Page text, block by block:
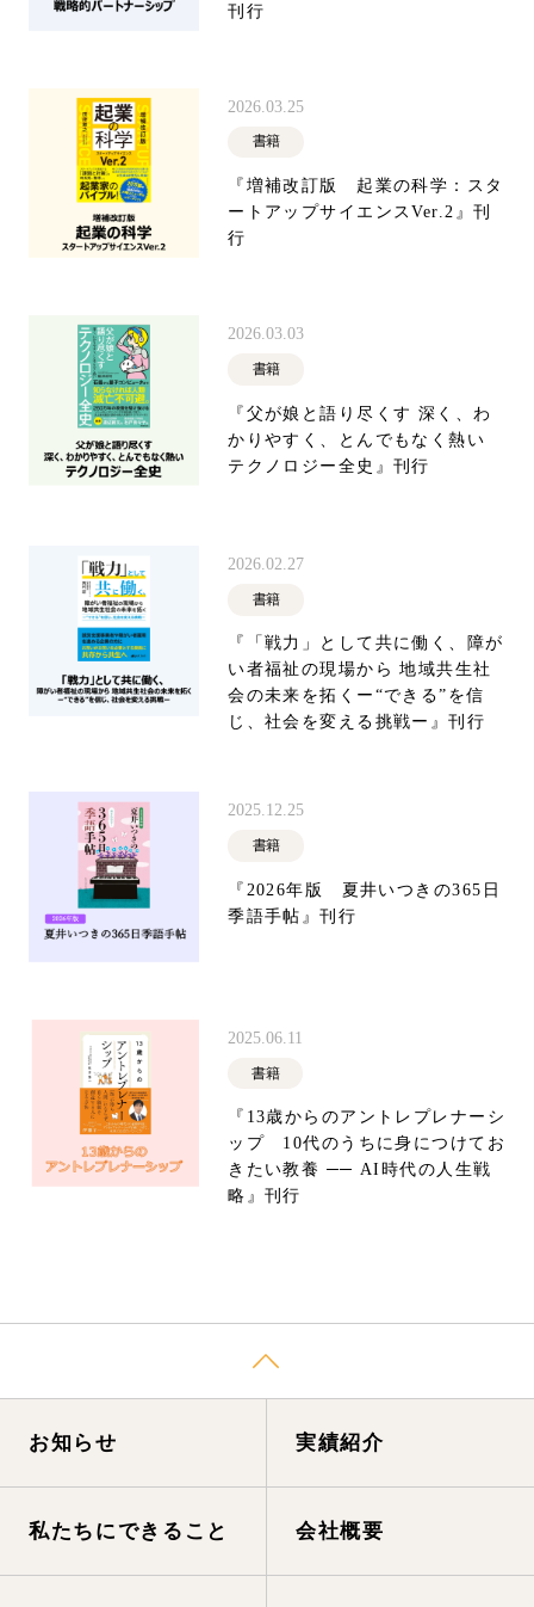
刊行
2026.03.25
書籍
『増補改訂版 起業の科学：スタ
ートアップサイエンスVer.2』刊
行
2026.03.03
書籍
『父が娘と語り尽くす 深く、わ
かりやすく、とんでもなく熱い
テクノロジー全史』刊行
2026.02.27
書籍
『「戦力」として共に働く、障が
い者福祉の現場から 地域共生社
会の未来を拓くー“できる”を信
じ、社会を変える挑戦ー』刊行
2025.12.25
書籍
『2026年版 夏井いつきの365日
季語手帖』刊行
2025.06.11
書籍
『13歳からのアントレプレナーシ
ップ 10代のうちに身につけてお
きたい教養 ── AI時代の人生戦
略』刊行
お知らせ 実績紹介
私たちにできること 会社概要